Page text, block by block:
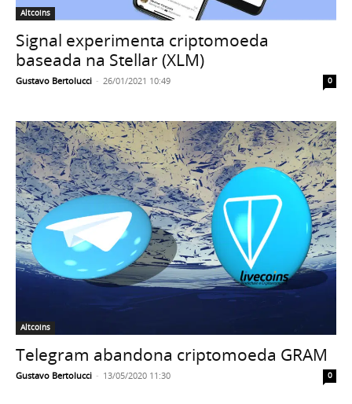
Altcoins
Signal experimenta criptomoeda
baseada na Stellar (XLM)
Gustavo Bertolucci - 26/01/2021 10:49 0
Altcoins
Telegram abandona criptomoeda GRAM
Gustavo Bertolucci - 13/05/2020 11:30 0